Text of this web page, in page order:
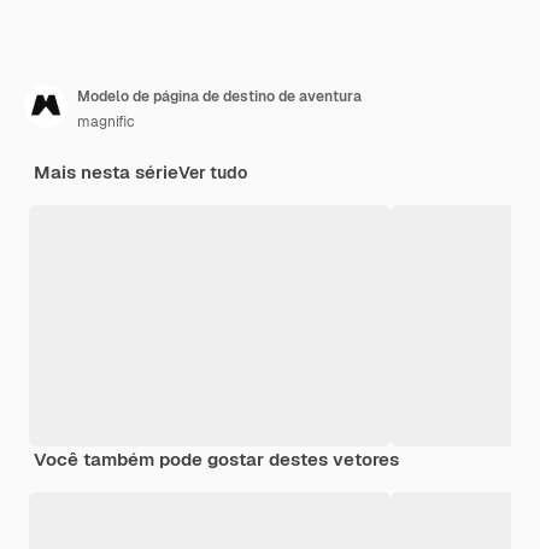
Modelo de página de destino de aventura
magnific
Mais nesta sérieVer tudo
Você também pode gostar destes vetores